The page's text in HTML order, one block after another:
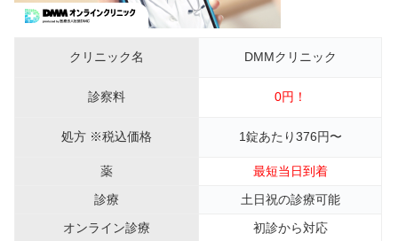
クリニック名 DMMクリニック
診察料 0円！
処方 ※税込価格 1錠あたり376円〜
薬
最短当日到着
診療
土日祝の診療可能
オンライン診療
初診から対応